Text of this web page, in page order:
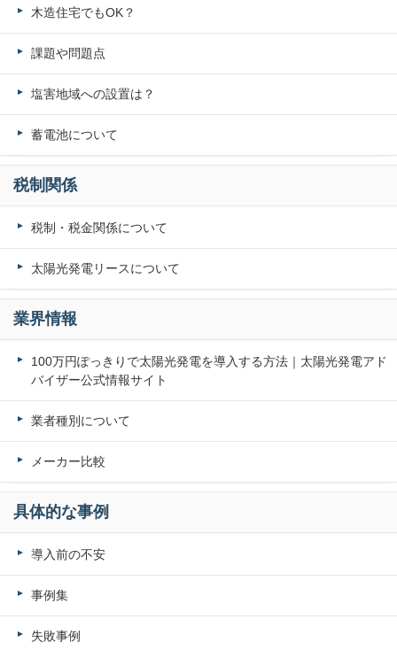
木造住宅でもOK？
課題や問題点
塩害地域への設置は？
蓄電池について
税制関係
税制・税金関係について
太陽光発電リースについて
業界情報
100万円ぽっきりで太陽光発電を導入する方法｜太陽光発電アド
バイザー公式情報サイト
業者種別について
メーカー比較
具体的な事例
導入前の不安
事例集
失敗事例